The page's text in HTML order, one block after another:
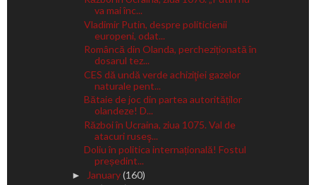
va mai înc...
Vladimir Putin, despre politicienii
europeni, odat...
Româncă din Olanda, percheziționată în
dosarul tez...
CES dă undă verde achiziţiei gazelor
naturale pent...
Bătaie de joc din partea autorităților
olandeze! D...
Război în Ucraina, ziua 1075. Val de
atacuri ruseş...
Doliu în politica internațională! Fostul
președint...
► January(160)